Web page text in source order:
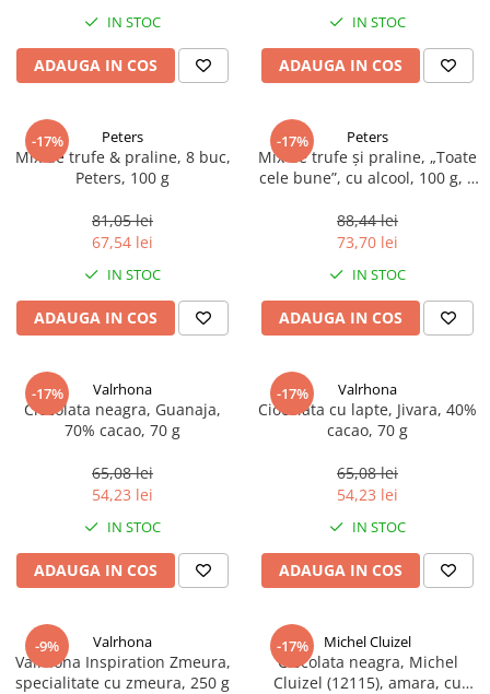
Spania / Cipru / Africa
Sare de mare din Oceanele Pacific
Sare de mare naturala din
Portugalia
Sare de roca
Sare speciala
Terine si placinte
Uleiuri speciale/presate la rece
Ulei de masline extravirgin
Ulei Gewurzgarten
Ulei Huilerie Beaujolaise
Ulei Huileries du Berry
Uleiuri aromatizate
Ulei Wiberg Gastro
Prajitore paine
Gratare
Cesti, boluri, vesela
IN STOC
ADAUGA IN COS
IN STOC
ADAUGA IN COS
-17% Peters
Mix de trufe & praline, 8 buc,
Peters, 100 g
81,05 lei
67,54 lei
IN STOC
ADAUGA IN COS
-17% Peters
Mix de trufe și praline, „Toate
cele bune”, cu alcool, 100 g, 8
88,44 lei
73,70 lei
IN STOC
ADAUGA IN COS
-17% Valrhona
Ciocolata neagra, Guanaja,
70% cacao, 70 g
65,08 lei
54,23 lei
IN STOC
ADAUGA IN COS
-17% Valrhona
Ciocolata cu lapte, Jivara, 40%
cacao, 70 g
65,08 lei
54,23 lei
IN STOC
ADAUGA IN COS
-9% Valrhona
Valrhona Inspiration Zmeura,
specialitate cu zmeura, 250 g
-17% Michel Cluizel
Ciocolata neagra, Michel
Cluizel (12115), amara, cu